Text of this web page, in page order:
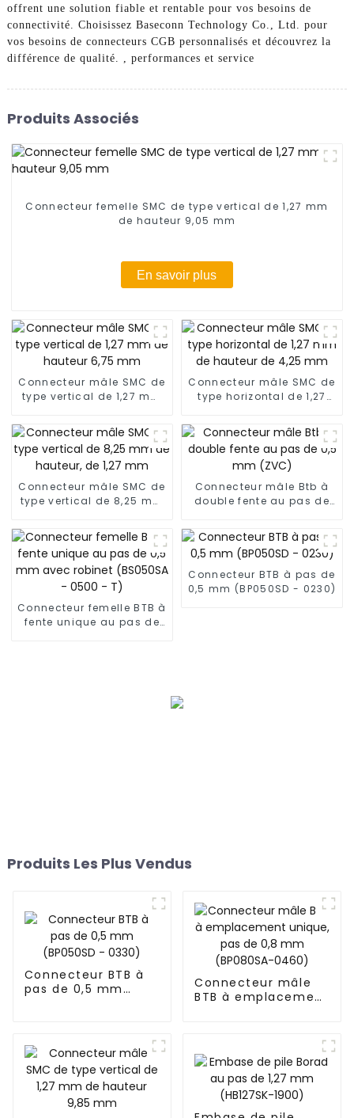
offrent une solution fiable et rentable pour vos besoins de
connectivité. Choisissez Baseconn Technology Co., Ltd. pour
vos besoins de connecteurs CGB personnalisés et découvrez la
différence de qualité. , performances et service
Produits Associés
Connecteur femelle SMC de type vertical de 1,27 mm
de hauteur 9,05 mm
En savoir plus
Connecteur mâle SMC de
type vertical de 1,27 mm
Connecteur mâle SMC de
type horizontal de 1,27
Connecteur mâle SMC de
type vertical de 8,25 mm
Connecteur mâle Btb à
double fente au pas de
Connecteur femelle BTB à
fente unique au pas de
Connecteur BTB à pas de
0,5 mm (BP050SD - 0230)
Produits Les Plus Vendus
Connecteur BTB à
pas de 0,5 mm
Connecteur mâle
BTB à emplacement